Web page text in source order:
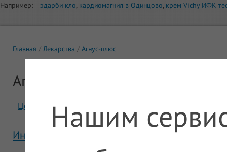
Например: эдарби кло, кардиомагнил в Одинцово, крем Vichy ИФК
Главная Лекарства Агнус-плюс
Агнус-плюс
Цены Отзывы
Инструкция Агнус-плюс
Нашим